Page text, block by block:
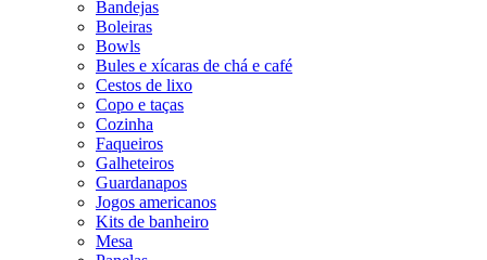
Bandejas
Boleiras
Bowls
Bules e xícaras de chá e café
Cestos de lixo
Copo e taças
Cozinha
Faqueiros
Galheteiros
Guardanapos
Jogos americanos
Kits de banheiro
Mesa